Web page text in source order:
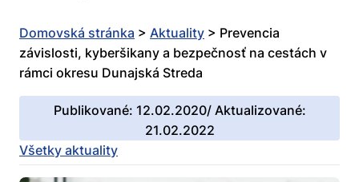
Domovská stránka > Aktuality > Prevencia
závislosti, kyberšikany a bezpečnosť na cestách v
rámci okresu Dunajská Streda
Publikované: 12.02.2020/ Aktualizované:
21.02.2022
Všetky aktuality